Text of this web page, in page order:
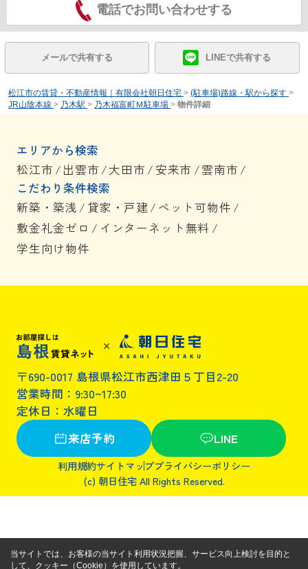
電話でお問い合わせする
メールで共有する LINEで共有する
松江市の賃貸・不動産情報｜有限会社朝日住宅 > (駐車場)路線・駅から探す >
JR山陰本線 > 乃木駅 > 乃木福富町Ｍ駐車場 > 物件詳細
エリアから検索
松江市 / 出雲市 /大田市 / 安来市 /雲南市 /
こだわり条件検索
新築・築浅 / 貸家・戸建/ ペット可物件 /
敷金礼金ゼロ / インターネット無料 /
学生向け物件
〒690-0017 島根県松江市西津田５丁目2-20
営業時間：9:30~17:30
定休日：水曜日
来店予約
LINE
利用規約サイトマッププライバシーポリシー
(c) 朝日住宅 All Rights Reserved.
当サイトでは、お客様の当サイト利用状況把握、サービス向上検討を目的と
して、クッキー（Cookie）を使用しています。